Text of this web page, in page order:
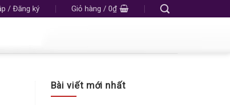
/ Đăng ký Giỏ hàng / 0₫
Bài viết mới nhất